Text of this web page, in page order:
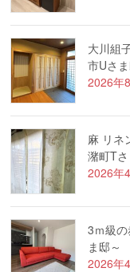
大川組
市Uさ
2026年
麻 リネ
潴町T
2026年
3ｍ級
ま邸～
2026年